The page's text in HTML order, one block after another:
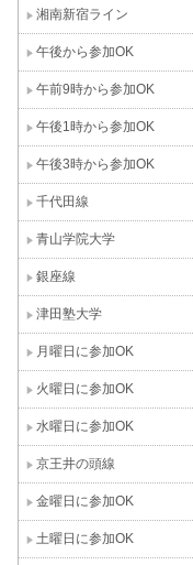
湘南新宿ライン
午後から参加OK
午前9時から参加OK
午後1時から参加OK
午後3時から参加OK
千代田線
青山学院大学
銀座線
津田塾大学
月曜日に参加OK
火曜日に参加OK
水曜日に参加OK
京王井の頭線
金曜日に参加OK
土曜日に参加OK